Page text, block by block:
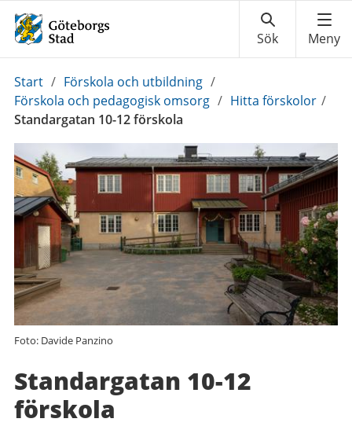
Du
är
här:
Start / Förskola och utbildning /
Förskola och pedagogisk omsorg / Hitta förskolor /
Standargatan 10-12 förskola
Foto: Davide Panzino
Standargatan 10-12
förskola